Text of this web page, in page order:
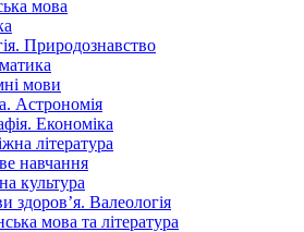
мова
Природознавство
мови
Астрономія
Економіка
література
навчання
культура
здоров’я. Валеологія
мова та література